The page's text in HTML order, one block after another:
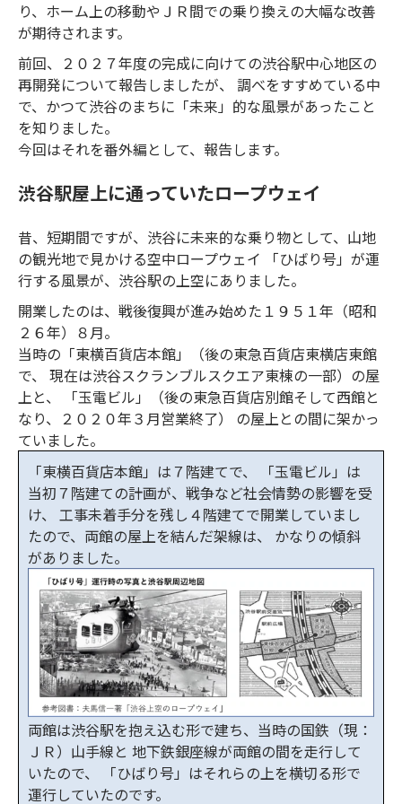
り、ホーム上の移動やＪＲ間での乗り換えの大幅な改善
が期待されます。
前回、２０２７年度の完成に向けての渋谷駅中心地区の
再開発について報告しましたが、 調べをすすめている中
で、かつて渋谷のまちに「未来」的な風景があったこと
を知りました。
今回はそれを番外編として、報告します。
渋谷駅屋上に通っていたロープウェイ
昔、短期間ですが、渋谷に未来的な乗り物として、山地
の観光地で見かける空中ロープウェイ 「ひばり号」が運
行する風景が、渋谷駅の上空にありました。
開業したのは、戦後復興が進み始めた１９５１年（昭和
２６年）８月。
当時の「東横百貨店本館」（後の東急百貨店東横店東館
で、 現在は渋谷スクランブルスクエア東棟の一部）の屋
上と、 「玉電ビル」（後の東急百貨店別館そして西館と
なり、２０２０年３月営業終了） の屋上との間に架かっ
ていました。
「東横百貨店本館」は７階建てで、 「玉電ビル」は
当初７階建ての計画が、戦争など社会情勢の影響を受
け、 工事未着手分を残し４階建てで開業していまし
たので、両館の屋上を結んだ架線は、 かなりの傾斜
がありました。
両館は渋谷駅を抱え込む形で建ち、当時の国鉄（現：
ＪＲ）山手線と 地下鉄銀座線が両館の間を走行して
いたので、 「ひばり号」はそれらの上を横切る形で
運行していたのです。